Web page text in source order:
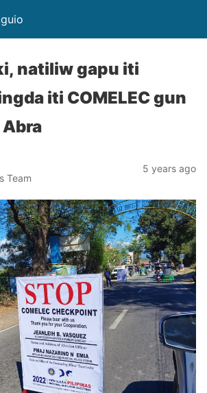
natiliw gapu iti
iti COMELEC gun
Team
5 years ago